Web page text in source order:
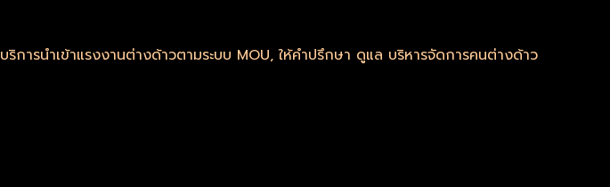
บริการนำเข้าแรงงานต่างด้าวตามระบบ MOU,ให้คำปรึกษา ดูแล บริหารจัดการคนต่างด้าว